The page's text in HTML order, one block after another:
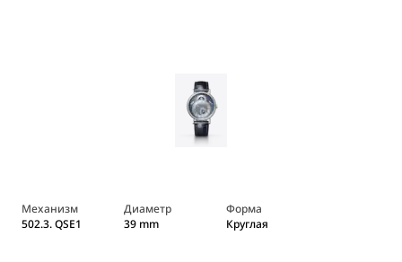
Механизм
502.3. QSE1
Диаметр
39 mm
Форма
Круглая